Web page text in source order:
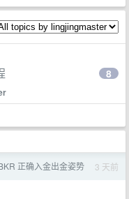
8
正确入金出金姿势 3 天前